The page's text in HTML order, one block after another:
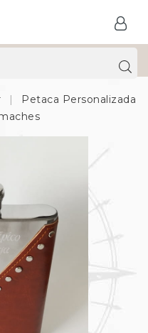
Petaca Personalizada